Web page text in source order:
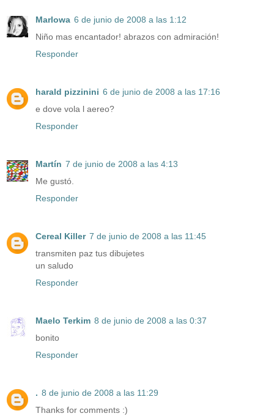
Marlowa 6 de junio de 2008 a las 1:12
Niño mas encantador! abrazos con admiración!
Responder
harald pizzinini 6 de junio de 2008 a las 17:16
e dove vola l aereo?
Responder
Martín 7 de junio de 2008 a las 4:13
Me gustó.
Responder
Cereal Killer 7 de junio de 2008 a las 11:45
transmiten paz tus dibujetes
un saludo
Responder
Maelo Terkim 8 de junio de 2008 a las 0:37
bonito
Responder
. 8 de junio de 2008 a las 11:29
Thanks for comments :)